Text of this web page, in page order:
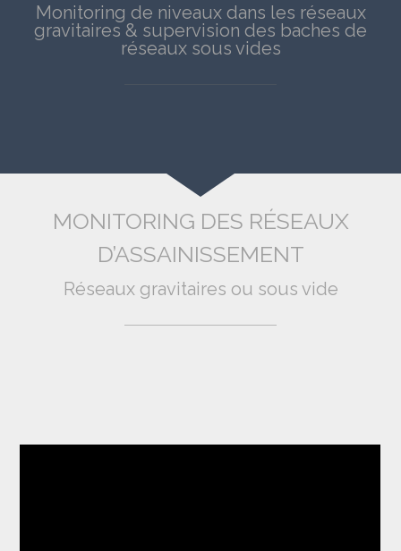
Monitoring de niveaux dans les réseaux
gravitaires & supervision des baches de
réseaux sous vides
MONITORING DES RÉSEAUX
D’ASSAINISSEMENT
Réseaux gravitaires ou sous vide